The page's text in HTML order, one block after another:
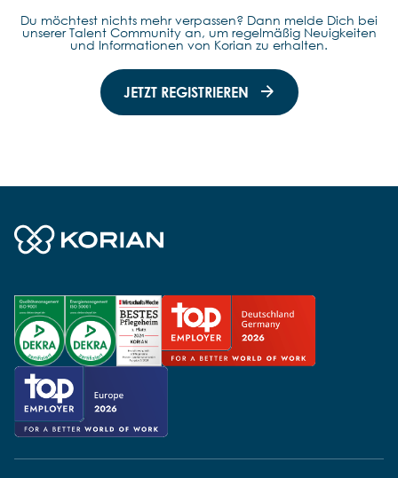
Du möchtest nichts mehr verpassen? Dann melde Dich bei
unserer Talent Community an, um regelmäßig Neuigkeiten
und Informationen von Korian zu erhalten.
JETZT REGISTRIEREN